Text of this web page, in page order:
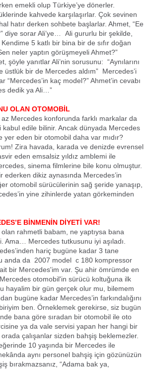
emekli olup Türkiye’ye dönerler.
kahvede karşılaşırlar. Çok sevinen
hatır derken sohbete başlarlar. Ahmet, “Ee
diye sorar Ali’ye… Ali gururlu bir şekilde,
5 katlı bir bina bir de sıfır doğan
neler yaptın görüşmeyeli Ahmet?”
şöyle yanıtlar Ali’nin sorusunu: “Aynılarını
üstlük bir de Mercedes aldım” Mercedes’i
“Mercedes’in kaç model?” Ahmet’in cevabı
dedik ya Ali…”
OLAN OTOMOBİL
Mercedes konforunda farklı markalar da
edile bilinir. Ancak dünyada Mercedes
yer eden bir otomobil daha var mıdır?
Zira havada, karada ve denizde evrensel
eden emsalsiz yıldız amblemi ile
sinema filmlerine bile konu olmuştur.
ederken dikiz aynasında Mercedes’in
otomobil sürücülerinin sağ şeride yanaşıp,
yine zihinlerde yatan görkeminden
BİNMENİN DİYETİ VAR!
rahmetli babam, ne yaptıysa bana
Ama… Mercedes tutkusunu iyi aşıladı.
hariç bugüne kadar 3 tane
anda da 2007 model c 180 kompressor
bir Mercedes'im var. Şu ahir ömrümde en
otomobil'in sürücü koltuğuna ilk
hayalim bir gün gerçek olur mu, bilemem
bugüne kadar Mercedes’in farkındalığını
ben. Örneklemek gerekirse, siz bugün
bana göre sıradan bir otomobil ile oto
ya da vale servisi yapan her hangi bir
çalışanlar sizden bahşiş beklemezler.
10 yaşında bir Mercedes ile
aynı personel bahşiş için gözünüzün
bırakmazsanız, “Adama bak ya,